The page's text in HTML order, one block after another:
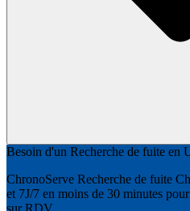
Besoin d'un Recherche de fuite en
ChronoServe Recherche de fuite
et 7J/7 en moins de 30 minutes